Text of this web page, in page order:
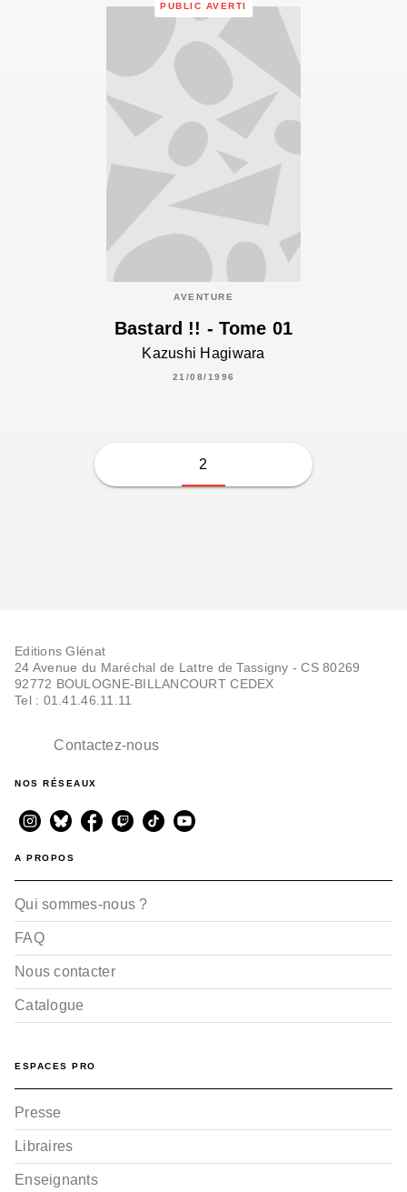
PUBLIC AVERTI
AVENTURE
Bastard !! - Tome 01
Kazushi Hagiwara
21/08/1996
2
Editions Glénat
24 Avenue du Maréchal de Lattre de Tassigny - CS 80269
92772 BOULOGNE-BILLANCOURT CEDEX
Tel : 01.41.46.11.11
Contactez-nous
NOS RÉSEAUX
A PROPOS
Qui sommes-nous ?
FAQ
Nous contacter
Catalogue
ESPACES PRO
Presse
Libraires
Enseignants